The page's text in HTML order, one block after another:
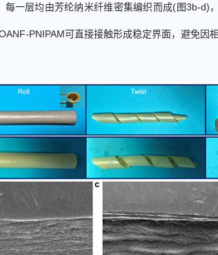
每一层均由芳纶纳米纤维密集编织而成(图3b-d)
PNIPAM可直接接触形成稳定界面，避免因